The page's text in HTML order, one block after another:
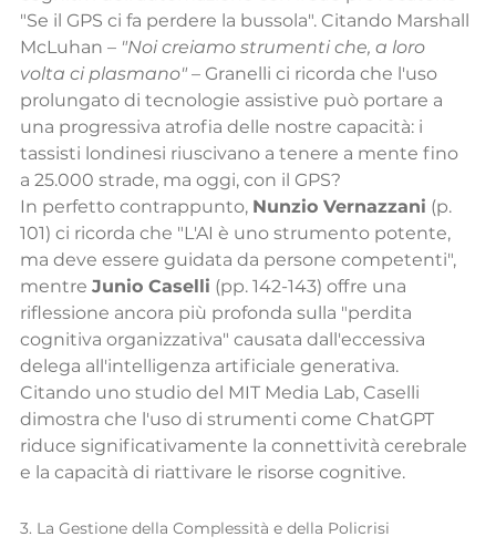
"Se il GPS ci fa perdere la bussola". Citando Marshall
McLuhan – "Noi creiamo strumenti che, a loro
volta ci plasmano" – Granelli ci ricorda che l'uso
prolungato di tecnologie assistive può portare a
una progressiva atrofia delle nostre capacità: i
tassisti londinesi riuscivano a tenere a mente fino
a 25.000 strade, ma oggi, con il GPS?
In perfetto contrappunto, Nunzio Vernazzani (p.
101) ci ricorda che "L'AI è uno strumento potente,
ma deve essere guidata da persone competenti",
mentre Junio Caselli (pp. 142-143) offre una
riflessione ancora più profonda sulla "perdita
cognitiva organizzativa" causata dall'eccessiva
delega all'intelligenza artificiale generativa.
Citando uno studio del MIT Media Lab, Caselli
dimostra che l'uso di strumenti come ChatGPT
riduce significativamente la connettività cerebrale
e la capacità di riattivare le risorse cognitive.
3. La Gestione della Complessità e della Policrisi